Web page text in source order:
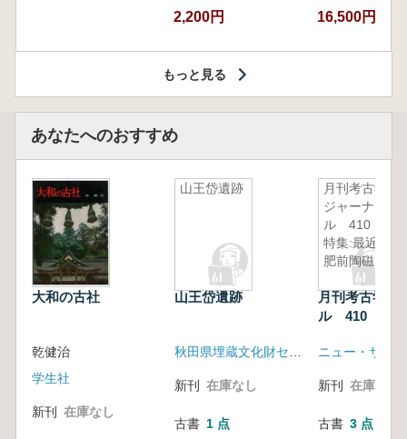
2,200円 16,500円
もっと見る
あなたへのおすすめ
大和の古社
乾健治
学生社
新刊 在庫なし
山王岱遺跡
山王岱遺跡
新刊 在庫なし
古書 1 点
月刊考古学
ジャーナ
ル 410
特集:最近の
肥前陶磁
月刊考古学ジ
ル 410 特集
ニュー・サイ
新刊 在庫なし
古書 3 点